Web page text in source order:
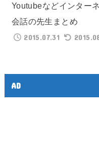
Youtubeなどインター
会話の先生まとめ
2015.07.31
AD